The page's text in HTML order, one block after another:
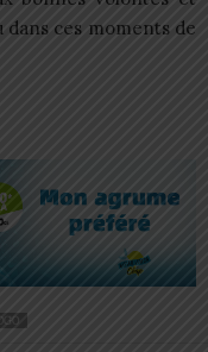
ces moments de